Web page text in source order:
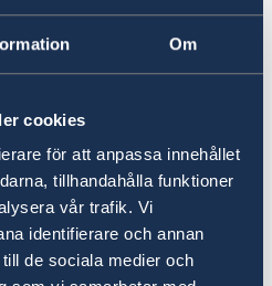
Om
cookies
för att anpassa innehållet
tillhandahålla funktioner
vår trafik. Vi
identifierare och annan
de sociala medier och
in
currently available.
for information on
link to the Embassy is
the page.